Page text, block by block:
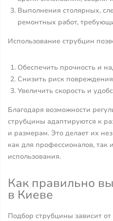
Выполнения столярных,
ремонтных работ,
Использование струбцин
Обеспечить прочность и
Снизить риск
Увеличить скорость и
Благодаря возможности
струбцины адаптируются к
и размерам. Это делает их
как для профессионалов, так
использования.
Как правильно
в Киеве
Подбор струбцины зависит